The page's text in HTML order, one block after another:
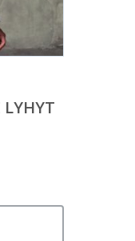
LYHYT